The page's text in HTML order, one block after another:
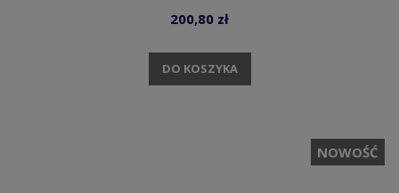
200,80 zł
DO KOSZYKA
NOWOŚĆ